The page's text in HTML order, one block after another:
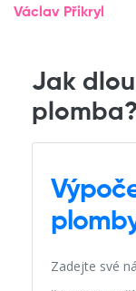
Václav Přikryl
Jak
plomba?
Zadejte své